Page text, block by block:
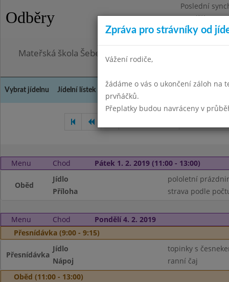
Odběry
Poslední
Pondělí
Omezení
Mateřská škola Šebetov, příspěvková organizace
Vybrat jídelnu Jídelní lístek
Menu Chod Pátek 1. 2. 2019 (11:00 - 13:00)
Oběd
Jídlo
pololetní
Příloha
strava podle
Menu Chod
Pondělí 4. 2. 2019
Přesnídávka (9:00 - 9:15)
Přesnídávka
Jídlo
topinky s
Nápoj
ranní čaj
Oběd (11:00 - 13:00)
Zpráva pro strávníky od
Vážení rodiče,
žádáme o vás o ukončení záloh na
prvňáčků.
Přeplatky budou navráceny v